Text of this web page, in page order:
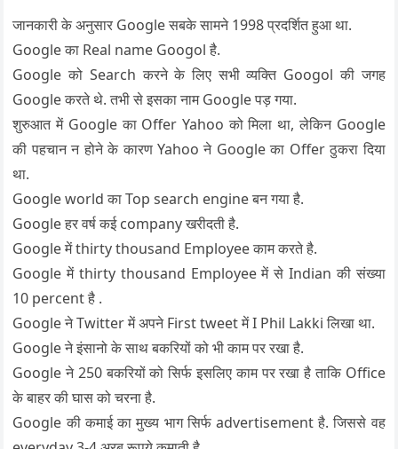
जानकारी के अनुसार Google सबके सामने 1998 प्रदर्शित हुआ था.
Google का Real name Googol है.
Google को Search करने के लिए सभी व्यक्ति Googol की जगह
Google करते थे. तभी से इसका नाम Google पड़ गया.
शुरुआत में Google का Offer Yahoo को मिला था, लेकिन Google
की पहचान न होने के कारण Yahoo ने Google का Offer ठुकरा दिया
था.
Google world का Top search engine बन गया है.
Google हर वर्ष कई company खरीदती है.
Google में thirty thousand Employee काम करते है.
Google में thirty thousand Employee में से Indian की संख्या
10 percent है .
Google ने Twitter में अपने First tweet में I Phil Lakki लिखा था.
Google ने इंसानो के साथ बकरियों को भी काम पर रखा है.
Google ने 250 बकरियों को सिर्फ इसलिए काम पर रखा है ताकि Office
के बाहर की घास को चरना है.
Google की कमाई का मुख्य भाग सिर्फ advertisement है. जिससे वह